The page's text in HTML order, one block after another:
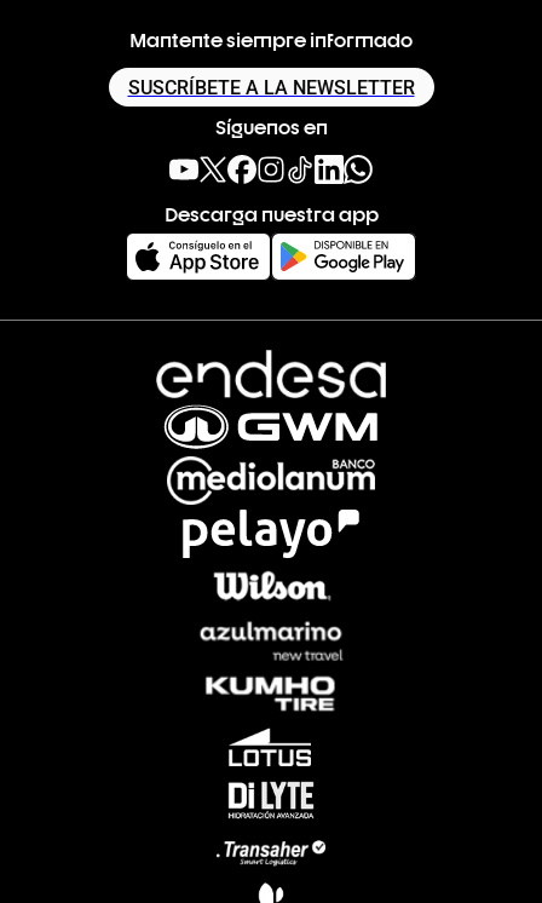
Mantente siempre informado
SUSCRÍBETE A LA NEWSLETTER
Síguenos en
Descarga nuestra app